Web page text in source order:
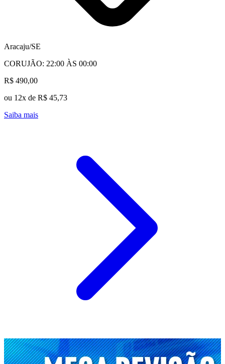
Aracaju/SE
CORUJÃO: 22:00 ÀS 00:00
R$ 490,00
ou 12x de R$ 45,73
Saiba mais